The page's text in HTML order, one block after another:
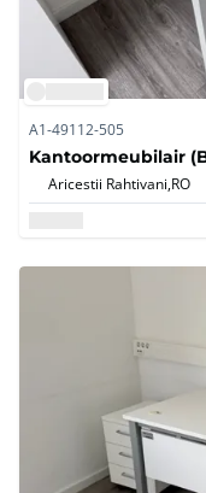
A1-49112-505
Kantoormeubilair
Aricestii Rahtivani,RO